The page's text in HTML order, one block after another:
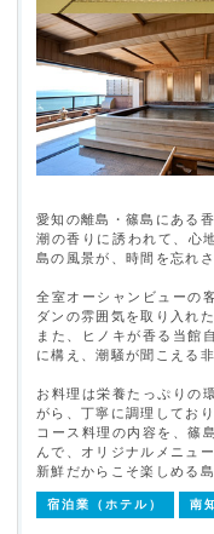
愛知の離島・篠島にある
潮の香りに誘われて、心
島の風景が、時間を忘れ
全室オーシャンビューの
ダンの雰囲気を取り入れ
また、ヒノキが香る当館
に構え、潮騒が聞こえる
お料理は栄養たっぷりの
がら、丁寧に調理しており
コース料理の内容を、篠
んで、オリジナルメニュ
新鮮だからこそ楽しめる
宿泊業（ホテル） 南